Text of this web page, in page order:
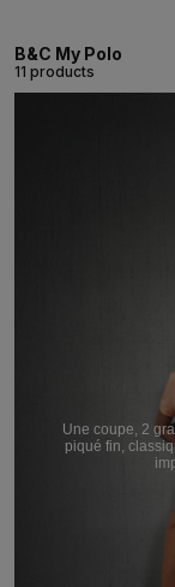
B&C My Polo
11 products
Une coupe, 2
piqué fin,